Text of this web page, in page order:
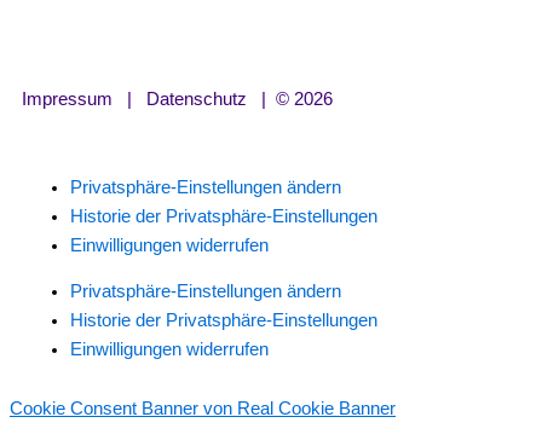
Impressum Datenschutz | © 2026
Privatsphäre-Einstellungen ändern
Historie der Privatsphäre-Einstellungen
Einwilligungen widerrufen
Privatsphäre-Einstellungen ändern
Historie der Privatsphäre-Einstellungen
Einwilligungen widerrufen
Cookie Consent Banner von Real Cookie Banner